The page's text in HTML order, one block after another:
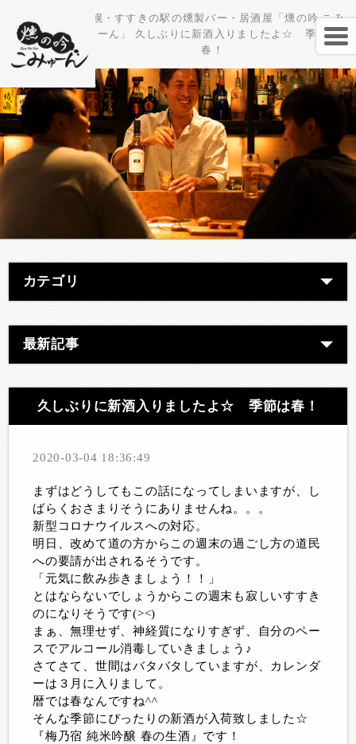
札幌・すすきの駅の燻製バー・居酒屋「燻の吟 こみ
ゅーん」 久しぶりに新酒入りましたよ☆ 季節は
春！
カテゴリ
最新記事
久しぶりに新酒入りましたよ☆ 季節は春！
2020-03-04 18:36:49
まずはどうしてもこの話になってしまいますが、し
ばらくおさまりそうにありませんね。。。
新型コロナウイルスへの対応。
明日、改めて道の方からこの週末の過ごし方の道民
への要請が出されるそうです。
「元気に飲み歩きましょう！！」
とはならないでしょうからこの週末も寂しいすすき
のになりそうです(><)
まぁ、無理せず、神経質になりすぎず、自分のペー
スでアルコール消毒していきましょう♪
さてさて、世間はバタバタしていますが、カレンダ
ーは３月に入りまして。
暦では春なんですね^^
そんな季節にぴったりの新酒が入荷致しました☆
『梅乃宿 純米吟醸 春の生酒』です！